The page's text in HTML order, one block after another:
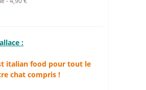
:
italian food pour tout le
chat compris !